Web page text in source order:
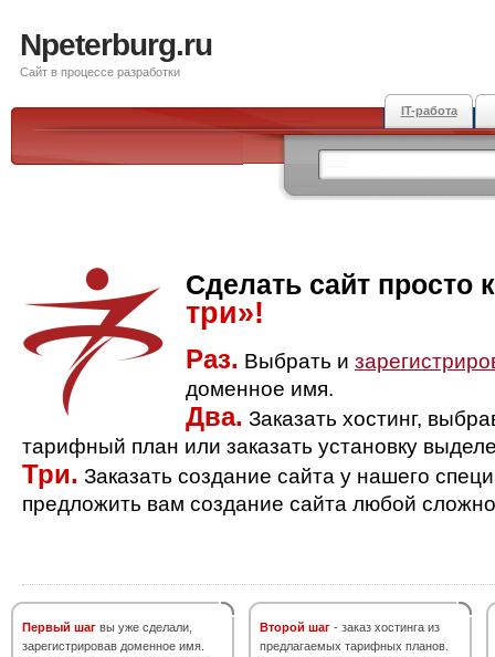
Npeterburg.ru
Сайт в процессе разработки
IT-работа
Сделать сайт просто
три»!
Раз. Выбрать и
доменное имя.
Два. Заказать хостинг,
тарифный план или заказать установку
Три. Заказать создание сайта у нашего
предложить вам создание сайта любой
Первый шаг вы уже сделали,
зарегистрировав доменное имя.
Второй шаг - заказ хостинга из
предлагаемых тарифных планов.